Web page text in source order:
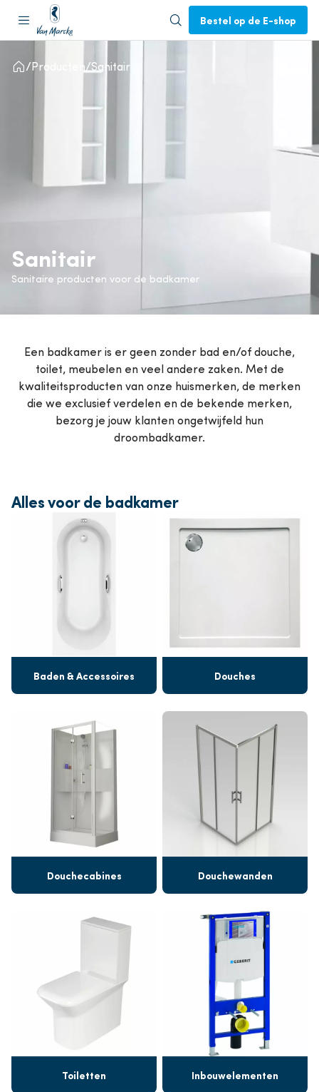
Bestel op de E-shop
Producten Sanitair
Sanitair
Sanitaire producten voor de badkamer
Een badkamer is er geen zonder bad en/of douche,
toilet, meubelen en veel andere zaken. Met de
kwaliteitsproducten van onze huismerken, de merken
die we exclusief verdelen en de bekende merken,
bezorg je jouw klanten ongetwijfeld hun
droombadkamer.
Alles voor de badkamer
Baden & Accessoires Douches
Douchecabines Douchewanden
Toiletten Inbouwelementen